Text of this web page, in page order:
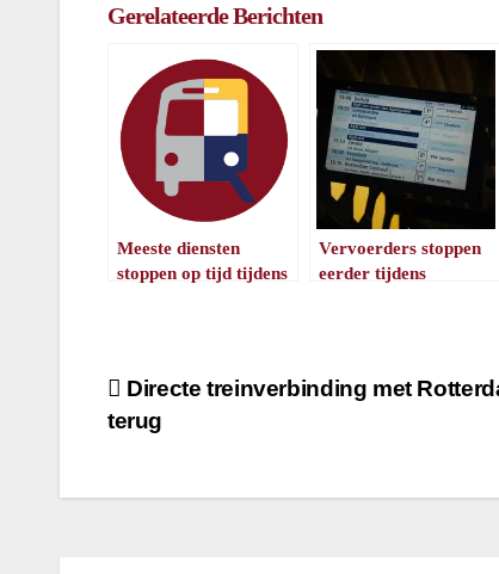
Gerelateerde Berichten
Meeste diensten
stoppen op tijd tijdens
Vervoerders stoppen
eerder tijdens
Bericht
navigatie
Directe treinverbinding met
terug